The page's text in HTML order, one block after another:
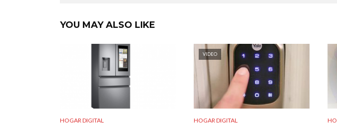
YOU MAY ALSO LIKE
HOGAR DIGITAL
VIDEO
HOGAR DIGITAL